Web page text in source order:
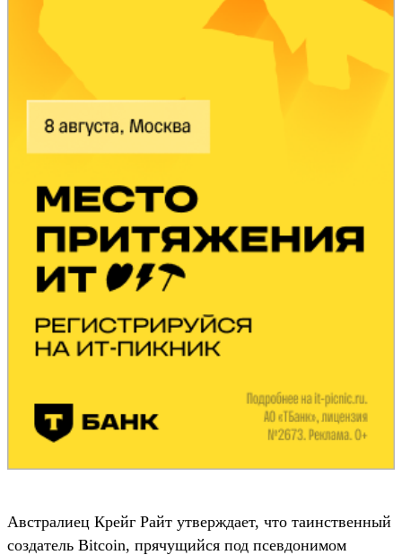
Австралиец Крейг Райт утверждает, что таинственный
создатель Bitcoin, прячущийся под псевдонимом